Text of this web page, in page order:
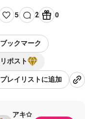
5 2 0
ブックマーク
リポスト
プレイリストに追加
アキ✩